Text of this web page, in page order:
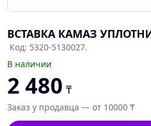
ВСТАВКА КАМАЗ
Код: 5320-5130027.
В наличии
2 480 ₸
Заказ у продавца — от 10000 ₸